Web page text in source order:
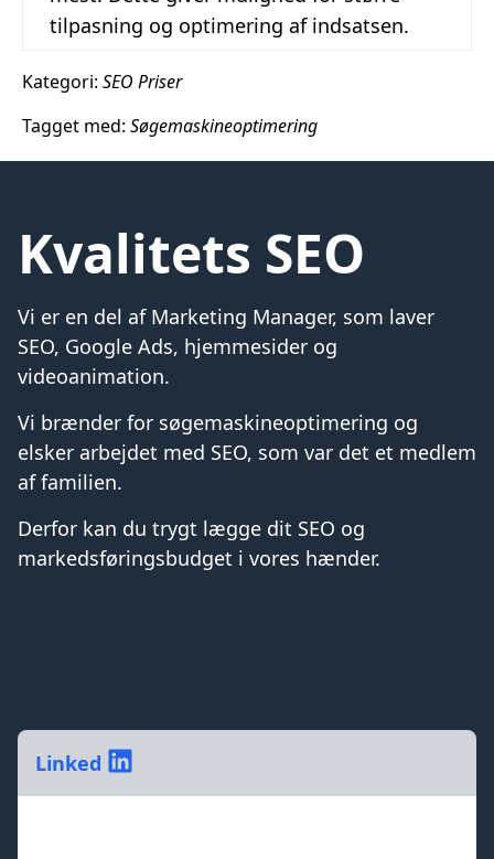
tilpasning og optimering af indsatsen.
Kategori: SEO Priser
Tagget med: Søgemaskineoptimering
Kvalitets SEO
Vi er en del af Marketing Manager, som laver
SEO, Google Ads, hjemmesider og
videoanimation.
Vi brænder for søgemaskineoptimering og
elsker arbejdet med SEO, som var det et medlem
af familien.
Derfor kan du trygt lægge dit SEO og
markedsføringsbudget i vores hænder.
Linked